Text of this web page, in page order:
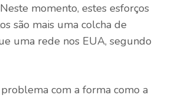
momento, estes esforços
são mais uma colcha de
uma rede nos EUA, segundo
com a forma como a